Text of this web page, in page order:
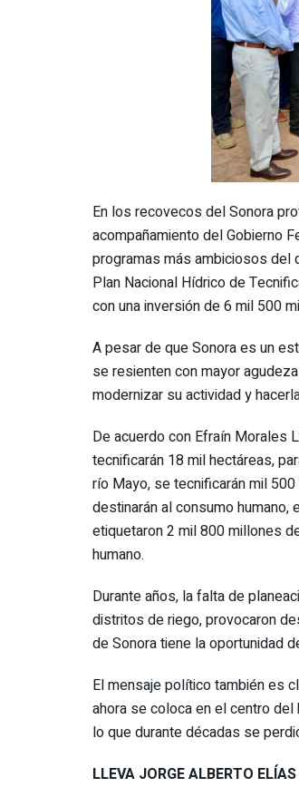
En los recovecos del Sonora
acompañamiento del Gobierno
programas más ambiciosos del
Plan Nacional Hídrico de
con una inversión de 6 mil 500
A pesar de que Sonora es un
se resienten con mayor
modernizar su actividad y
De acuerdo con Efraín Morales
tecnificarán 18 mil hectáreas,
río Mayo, se tecnificarán mil
destinarán al consumo
etiquetaron 2 mil 800 millones
humano.
Durante años, la falta de
distritos de riego, provocaron
de Sonora tiene la oportunidad
El mensaje político también es
ahora se coloca en el centro
lo que durante décadas se
LLEVA JORGE ALBERTO